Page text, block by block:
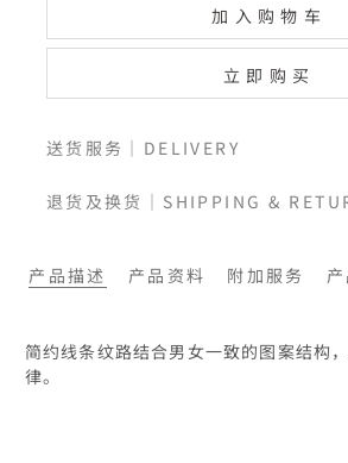
加入购物车
立即购买
送货服务｜DELIVERY
退货及换货｜SHIPPING &
产品描述 产品资料 附加服务
简约线条纹路结合男女一致的图案结构
律。